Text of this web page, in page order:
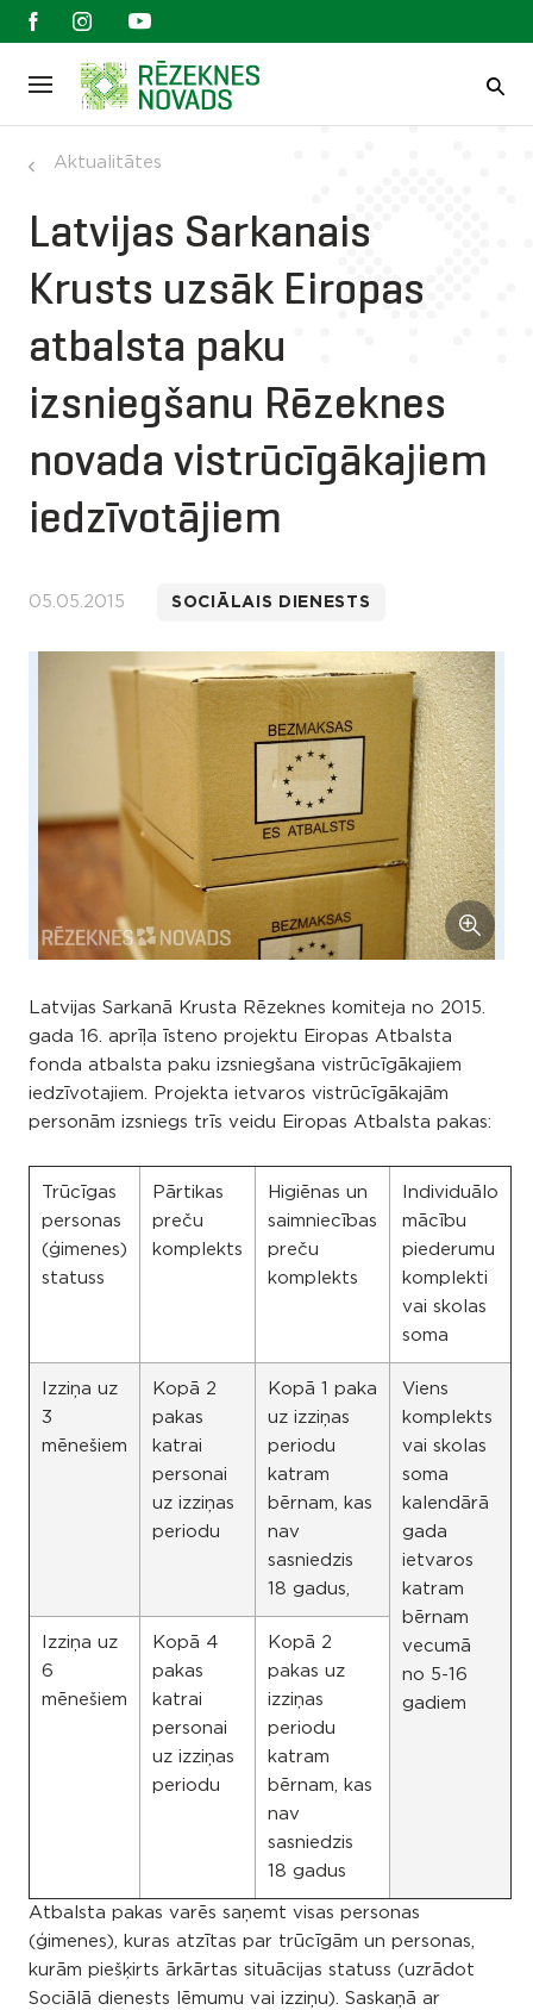
Aktualitātes
Latvijas Sarkanais
Krusts uzsāk Eiropas
atbalsta paku
izsniegšanu Rēzeknes
novada vistrūcīgākajiem
iedzīvotājiem
05.05.2015 SOCIĀLAIS DIENESTS
Latvijas Sarkanā Krusta Rēzeknes komiteja no 2015.
gada 16. aprīļa īsteno projektu Eiropas Atbalsta
fonda atbalsta paku izsniegšana vistrūcīgākajiem
iedzīvotajiem. Projekta ietvaros vistrūcīgākajām
personām izsniegs trīs veidu Eiropas Atbalsta pakas:
Trūcīgas
personas
(ģimenes)
statuss
Pārtikas
preču
komplekts
Higiēnas un
saimniecības
preču
komplekts
Individuālo
mācību
piederumu
komplekti
vai skolas
soma
Izziņa uz
3
mēnešiem
Kopā 2
pakas
katrai
personai
uz izziņas
periodu
Kopā 1 paka
uz izziņas
periodu
katram
bērnam, kas
nav
sasniedzis
18 gadus,
Viens
komplekts
vai skolas
soma
kalendārā
gada
ietvaros
katram
bērnam
vecumā
no 5-16
gadiem
Izziņa uz
6
mēnešiem
Kopā 4
pakas
katrai
personai
uz izziņas
periodu
Kopā 2
pakas uz
izziņas
periodu
katram
bērnam, kas
nav
sasniedzis
18 gadus
Atbalsta pakas varēs saņemt visas personas
(ģimenes), kuras atzītas par trūcīgām un personas,
kurām piešķirts ārkārtas situācijas statuss (uzrādot
Sociālā dienests lēmumu vai izziņu). Saskaņā ar